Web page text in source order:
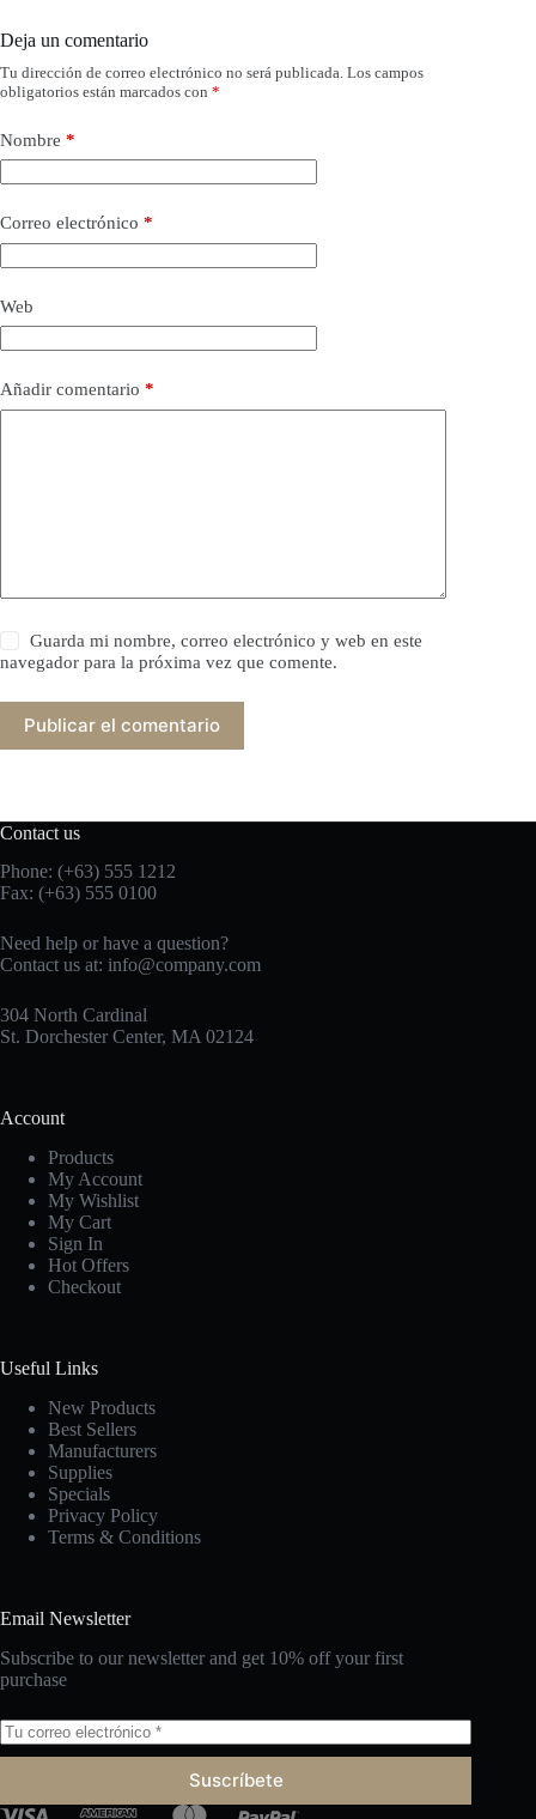
Deja un comentario
Tu dirección de correo electrónico no será publicada. Los campos
obligatorios están marcados con *
Nombre *
Correo electrónico *
Web
Añadir comentario *
Guarda mi nombre, correo electrónico y web en este
navegador para la próxima vez que comente.
Publicar el comentario
Contact us
Phone: (+63) 555 1212
Fax: (+63) 555 0100
Need help or have a question?
Contact us at: info@company.com
304 North Cardinal
St. Dorchester Center, MA 02124
Account
Products
My Account
My Wishlist
My Cart
Sign In
Hot Offers
Checkout
Useful Links
New Products
Best Sellers
Manufacturers
Supplies
Specials
Privacy Policy
Terms & Conditions
Email Newsletter
Subscribe to our newsletter and get 10% off your first
purchase
Suscríbete